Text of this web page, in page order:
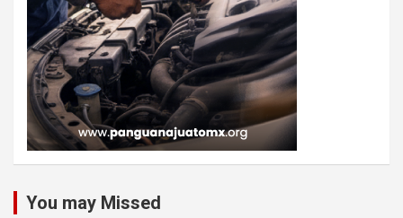
You may Missed